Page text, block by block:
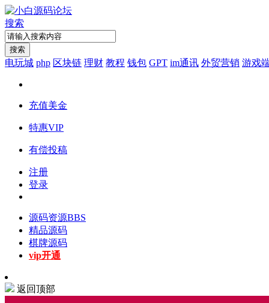
搜索
搜索
电玩城 php 区块链 理财 教程 钱包 GPT im通讯 外贸营销 游戏
充值美金
特惠VIP
有偿投稿
注册
登录
源码资源BBS
精品源码
棋牌源码
vip开通
返回顶部